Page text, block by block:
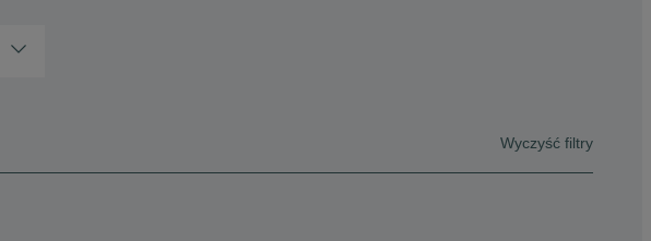
Wyczyść filtry